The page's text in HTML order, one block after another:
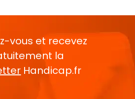
vous et recevez
la
Handicap.fr